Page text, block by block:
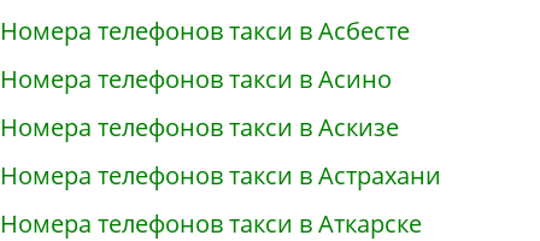
Номера телефонов такси в Асбесте
Номера телефонов такси в Асино
Номера телефонов такси в Аскизе
Номера телефонов такси в Астрахани
Номера телефонов такси в Аткарске